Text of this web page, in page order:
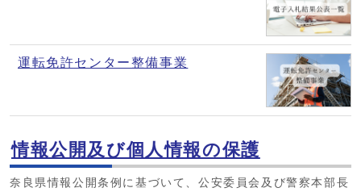
運転免許センター整備事業
情報公開及び個人情報の保護
奈良県情報公開条例に基づいて、公安委員会及び警察本部長